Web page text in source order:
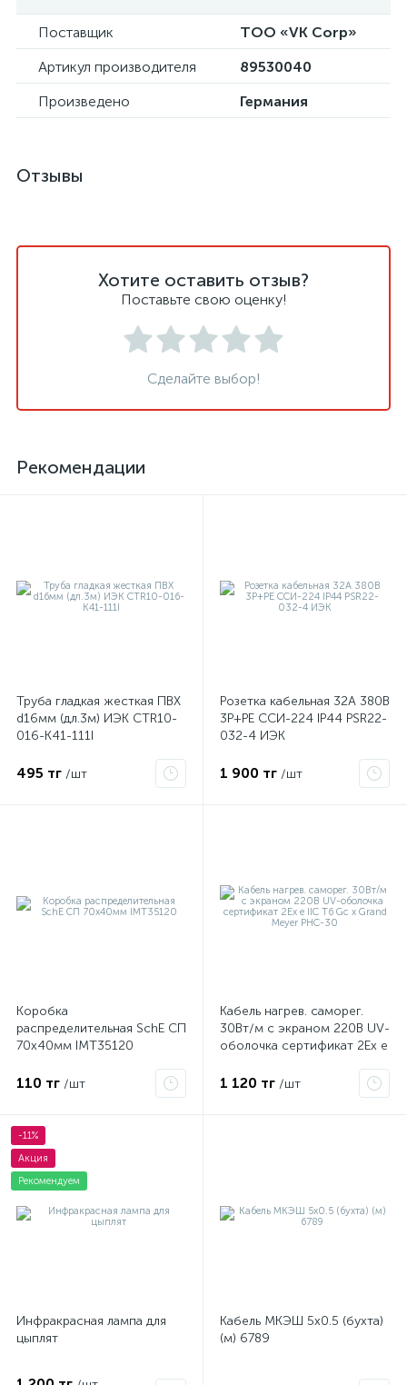
Поставщик
ТОО «VK Corp»
Артикул производителя
89530040
Произведено
Германия
Отзывы
Хотите оставить отзыв?
Поставьте свою оценку!
Сделайте выбор!
Рекомендации
Труба гладкая жесткая ПВХ
d16мм (дл.3м) ИЭК CTR10-
016-K41-111I
495 тг /шт
Розетка кабельная 32А 380В
3P+PЕ ССИ-224 IP44 PSR22-
032-4 ИЭК
1 900 тг /шт
Коробка
распределительная SchE СП
70х40мм IMT35120
110 тг /шт
Кабель нагрев. саморег.
30Вт/м с экраном 220В UV-
оболочка сертификат 2Ex e
PHC-30
1 120 тг /шт
-11%
Акция
Рекомендуем
Инфракрасная лампа для
цыплят
Кабель МКЭШ 5х0.5 (бухта)
(м) 6789